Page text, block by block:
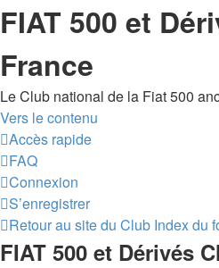
FIAT 500 et
France
Le Club national de la Fiat 500
Vers le contenu
Accès rapide
FAQ
Connexion
S’enregistrer
Retour au site du Club Index du
FIAT 500 et Dérivés